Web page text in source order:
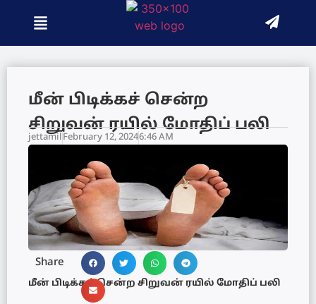
மீன் பிடிக்கச் சென்ற
சிறுவன் ரயில் மோதிப் பலி
jettamilFebruary 12, 20246:46 AM
Share
மீன் பிடிக்கச் சென்ற சிறுவன் ரயில் மோதிப் பலி